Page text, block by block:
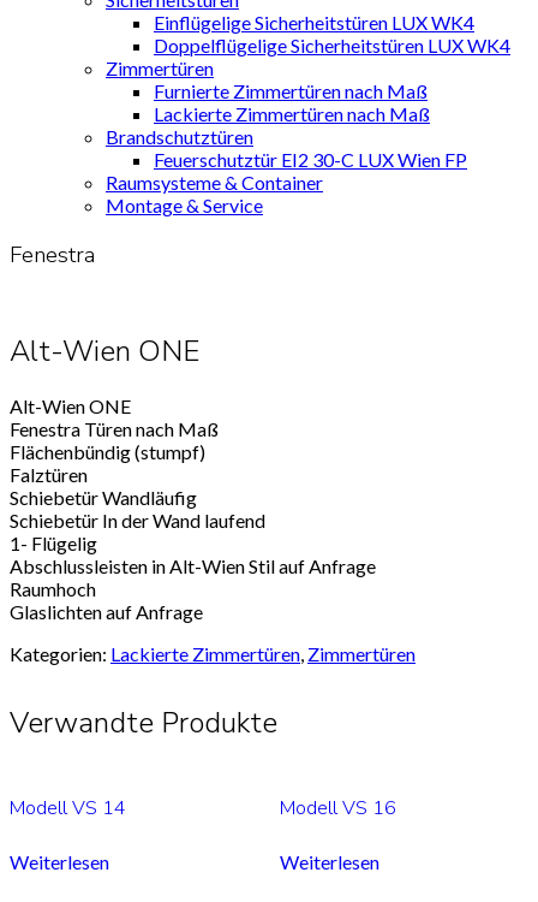
Einflügelige Sicherheitstüren LUX WK4
Doppelflügelige Sicherheitstüren LUX WK4
Zimmertüren
Furnierte Zimmertüren nach Maß
Lackierte Zimmertüren nach Maß
Brandschutztüren
Feuerschutztür EI2 30-C LUX Wien FP
Raumsysteme & Container
Montage & Service
Fenestra
Alt-Wien ONE
Alt-Wien ONE
Fenestra Türen nach Maß
Flächenbündig (stumpf)
Falztüren
Schiebetür Wandläufig
Schiebetür In der Wand laufend
1- Flügelig
Abschlussleisten in Alt-Wien Stil auf Anfrage
Raumhoch
Glaslichten auf Anfrage
Kategorien: Lackierte Zimmertüren Zimmertüren
Verwandte Produkte
Modell VS 14
Weiterlesen
Modell VS 16
Weiterlesen